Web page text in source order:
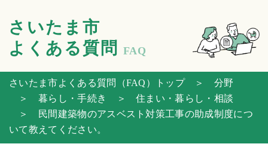
さいたま市
よくある質問
FAQ
さいたま市よくある質問（FAQ）トップ＞ 分野
＞ 暮らし・手続き
＞ 住まい・暮らし・相談
＞ 民間建築物のアスベスト対策工事の助成制度につ
いて教えてください。